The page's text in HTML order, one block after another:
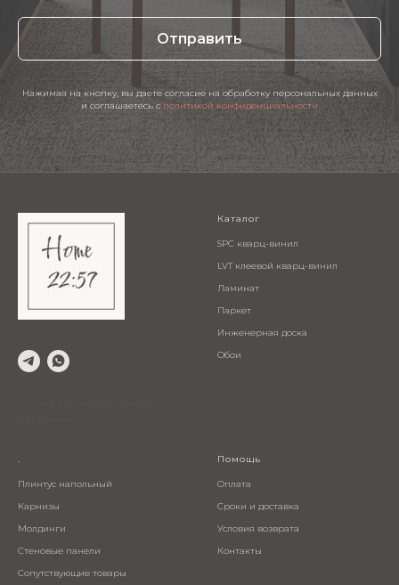
Отправить
Нажимая на кнопку, вы даете согласие на обработку персональных данных
и соглашаетесь c политикой конфиденциальности
Каталог
SPC кварц-винил
LVT клеевой кварц-винил
Ламинат
Паркет
Инженерная доска
Обои
.
Плинтус напольный
Карнизы
Молдинги
Стеновые панели
Сопутствующие товары
Помощь
Оплата
Сроки и доставка
Условия возврата
Контакты